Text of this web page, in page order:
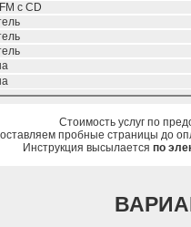
с CD
Стоимость услуг по
пробные страницы до
Инструкция высылается по